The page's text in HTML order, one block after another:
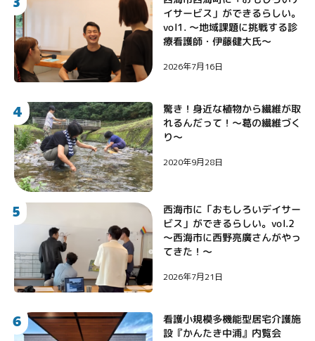
イサービス」ができるらしい。
vol1. 〜地域課題に挑戦する診
療看護師・伊藤健大氏〜
2026年7月16日
4
驚き！身近な植物から繊維が取
れるんだって！〜葛の繊維づく
り〜
2020年9月28日
5 西海市に「おもしろいデイサー
ビス」ができるらしい。vol.2
〜西海市に西野亮廣さんがやっ
てきた！〜
2026年7月21日
6 看護小規模多機能型居宅介護施
設『かんたき中浦』内覧会